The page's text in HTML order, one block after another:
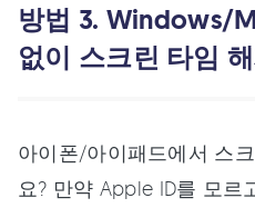
방법 3. Windows/
없이 스크린 타임
아이폰/아이패드에서 스
요? 만약 Apple ID를 모르